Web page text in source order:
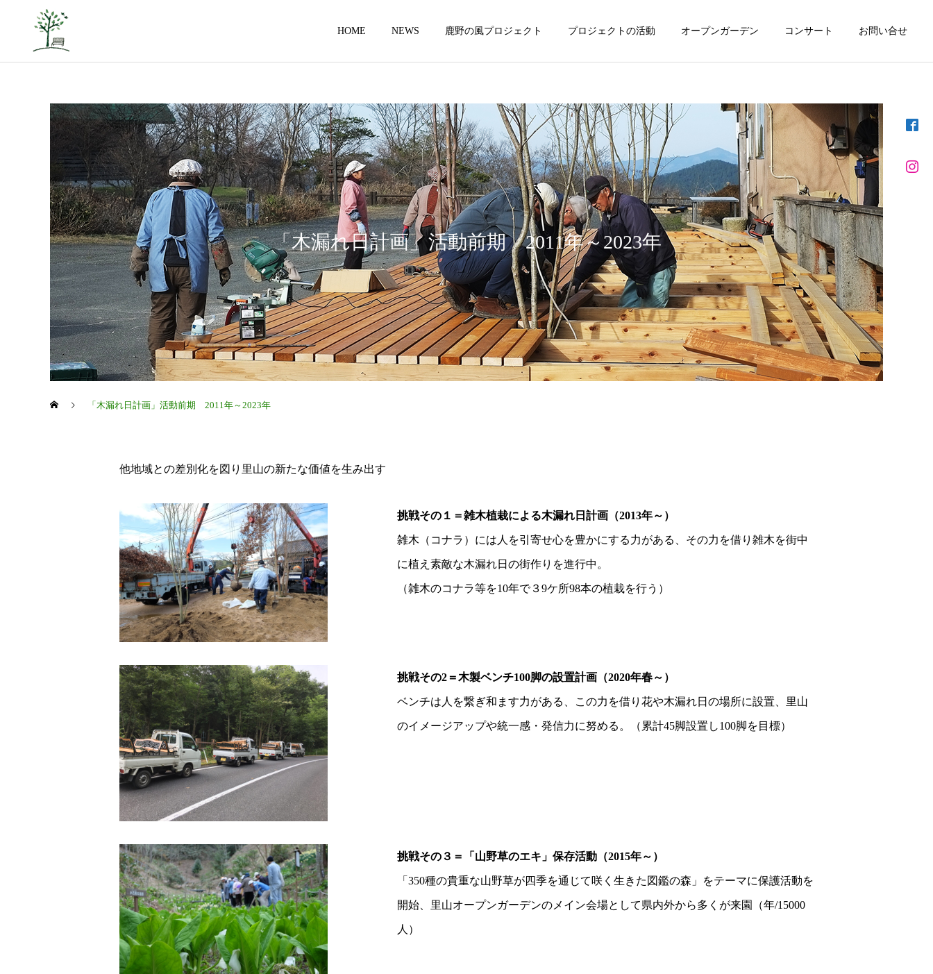
HOME NEWS 鹿野の風プロジェクト プロジェクトの活動 オープンガーデン コンサート お問い合せ
詳細を見る
山里の挑戦 私たちの原点 木漏れ日計画 ① 木漏れ日計画 ②
コミュニティの再生 未来への展望
「木漏れ日計画」活動前期 2011年～2023年
「木漏れ日計画」活動前期 2011年～2023年
他地域との差別化を図り里山の新たな価値を生み出す
挑戦その１＝雑木植栽による木漏れ日計画（2013年～）
雑木（コナラ）には人を引寄せ心を豊かにする力がある、その力を借り雑木を街中
に植え素敵な木漏れ日の街作りを進行中。
（雑木のコナラ等を10年で３9ケ所98本の植栽を行う）
挑戦その2＝木製ベンチ100脚の設置計画（2020年春～）
ベンチは人を繋ぎ和ます力がある、この力を借り花や木漏れ日の場所に設置、里山
のイメージアップや統一感・発信力に努める。（累計45脚設置し100脚を目標）
挑戦その３＝「山野草のエキ」保存活動（2015年～）
「350種の貴重な山野草が四季を通じて咲く生きた図鑑の森」をテーマに保護活動を
開始、里山オープンガーデンのメイン会場として県内外から多くが来園（年/15000
人）